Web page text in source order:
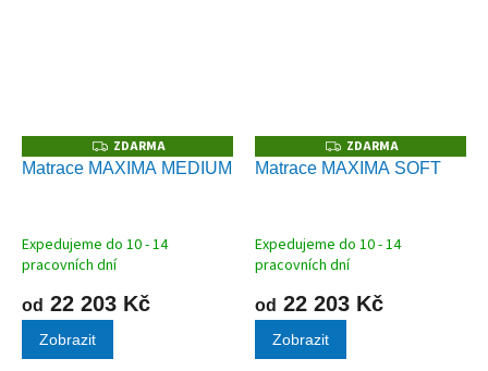
Z
D
A
ZDARMA
Matrace MAXIMA MEDIUM
Expedujeme do 10 - 14
pracovních dní
od 22 203 Kč
Zobrazit
Z
D
A
ZDARMA
Matrace MAXIMA SOFT
Expedujeme do 10 - 14
pracovních dní
od 22 203 Kč
Zobrazit